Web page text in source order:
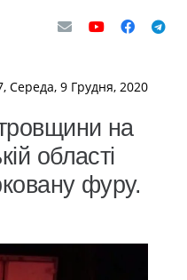
Середа, 9 Грудня, 2020
на
області
фуру.